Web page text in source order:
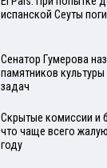
испанской Сеуты
Сенатор Гумерова
памятников
задач
Скрытые комиссии и
что чаще всего
году